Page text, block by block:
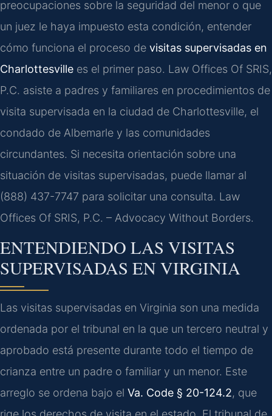
preocupaciones sobre la seguridad del menor o que
un juez le haya impuesto esta condición, entender
cómo funciona el proceso de visitas supervisadas en
Charlottesville es el primer paso. Law Offices Of SRIS,
P.C. asiste a padres y familiares en procedimientos de
visita supervisada en la ciudad de Charlottesville, el
condado de Albemarle y las comunidades
circundantes. Si necesita orientación sobre una
situación de visitas supervisadas, puede llamar al
(888) 437-7747 para solicitar una consulta. Law
Offices Of SRIS, P.C. – Advocacy Without Borders.
ENTENDIENDO LAS VISITAS
SUPERVISADAS EN VIRGINIA
Las visitas supervisadas en Virginia son una medida
ordenada por el tribunal en la que un tercero neutral y
aprobado está presente durante todo el tiempo de
crianza entre un padre o familiar y un menor. Este
arreglo se ordena bajo el Va. Code § 20-124.2, que